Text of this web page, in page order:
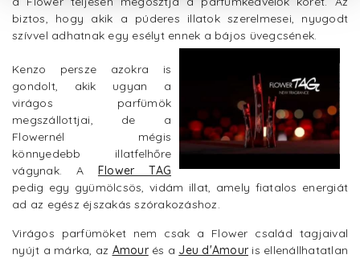
biztos, hogy akik a púderes illatok szerelmesei, nyugodt
szívvel adhatnak egy esélyt ennek a bájos üvegcsének.
Kenzo persze azokra is
gondolt, akik ugyan a
virágos parfümök
megszállottjai, de a
Flowernél mégis
könnyedebb illatfelhőre
vágynak. A Flower TAG
pedig egy gyümölcsös, vidám illat, amely fiatalos energiát
ad az egész éjszakás szórakozáshoz.
Virágos parfümöket nem csak a Flower család tagjaival
nyújt a márka, az Amourés a Jeu d'Amour is ellenállhatatlan